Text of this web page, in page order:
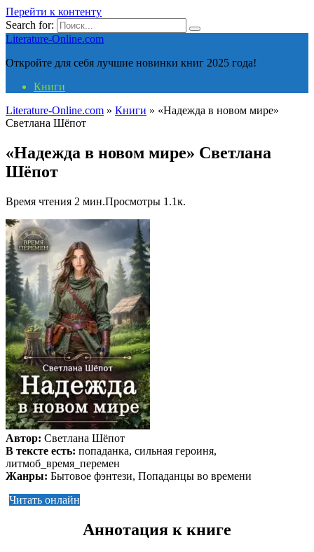
Перейти к контенту
Search for:
Literature-Online.com
Откройте для себя лучшие новинки книг 2025 года!
Книги
Literature-Online.com » Книги » «Надежда в новом мире»
Светлана Шёпот
«Надежда в новом мире» Светлана
Шёпот
Время чтения 2 мин.Просмотры 1.1к.
Автор: Светлана Шёпот
В тексте есть: попаданка, сильная героиня,
литмоб_время_перемен
Жанры: Бытовое фэнтези, Попаданцы во времени
Читать онлайн
Аннотация к книге